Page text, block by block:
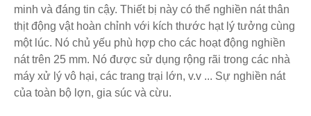
minh và đáng tin cậy. Thiết bị này có thể nghiền nát thân
thịt động vật hoàn chỉnh với kích thước hạt lý tưởng cùng
một lúc. Nó chủ yếu phù hợp cho các hoạt động nghiền
nát trên 25 mm. Nó được sử dụng rộng rãi trong các nhà
máy xử lý vô hại, các trang trại lớn, v.v ... Sự nghiền nát
của toàn bộ lợn, gia súc và cừu.